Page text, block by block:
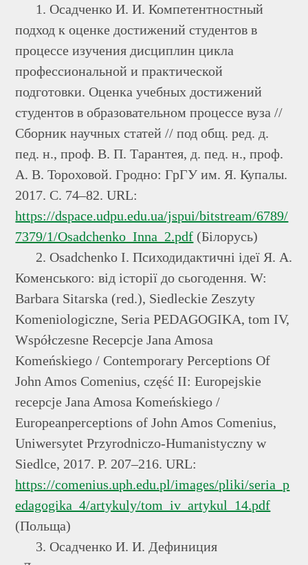
1. Осадченко И. И. Компетентностный
подход к оценке достижений студентов в
процессе изучения дисциплин цикла
профессиональной и практической
подготовки. Оценка учебных достижений
студентов в образовательном процессе вуза //
Сборник научных статей // под общ. ред. д.
пед. н., проф. В. П. Тарантея, д. пед. н., проф.
А. В. Тороховой. Гродно: ГрГУ им. Я. Купалы.
2017. С. 74–82. URL:
https://dspace.udpu.edu.ua/jspui/bitstream/6789/
7379/1/Osadchenko_Inna_2.pdf (Білорусь)
2. Osadchenko I. Психодидактичні ідеї Я. А.
Коменського: від історії до сьогодення. W:
Barbara Sitarska (red.), Siedleckie Zeszyty
Komeniologiczne, Seria PEDAGOGIKA, tom IV,
Współczesne Recepcje Jana Amosa
Komeńskiego / Contemporary Perceptions Of
John Amos Comenius, część II: Europejskie
recepcje Jana Amosa Komeńskiego /
Europeanperceptions of John Amos Comenius,
Uniwersytet Przyrodniczo-Humanistyczny w
Siedlce, 2017. Р. 207–216. URL:
https://comenius.uph.edu.pl/images/pliki/seria_p
edagogika_4/artykuly/tom_iv_artykul_14.pdf
(Польща)
3. Осадченко И. И. Дефиниция